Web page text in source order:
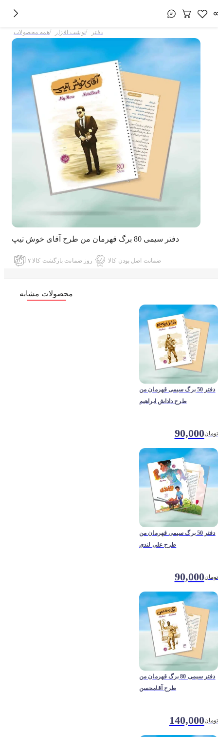
همه محصولات/ نوشت افزار/ دفتر
دفتر سیمی 80 برگ قهرمان من طرح آقای خوش تیپ
۷ روز ضمانت بازگشت کالا ضمانت اصل بودن کالا
محصولات مشابه
دفتر 50 برگ سیمی قهرمان من
طرح داداش ابراهیم
90,000تومان
دفتر 50 برگ سیمی قهرمان من
طرح علی لندی
90,000تومان
دفتر سیمی 80 برگ قهرمان من
طرح آقامحسن
140,000تومان